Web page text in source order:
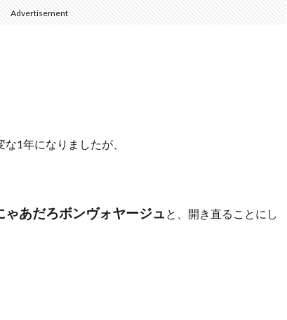
Advertisement
1年になりましたが、
あだろボンヴォヤージュ と、開き直ることにし